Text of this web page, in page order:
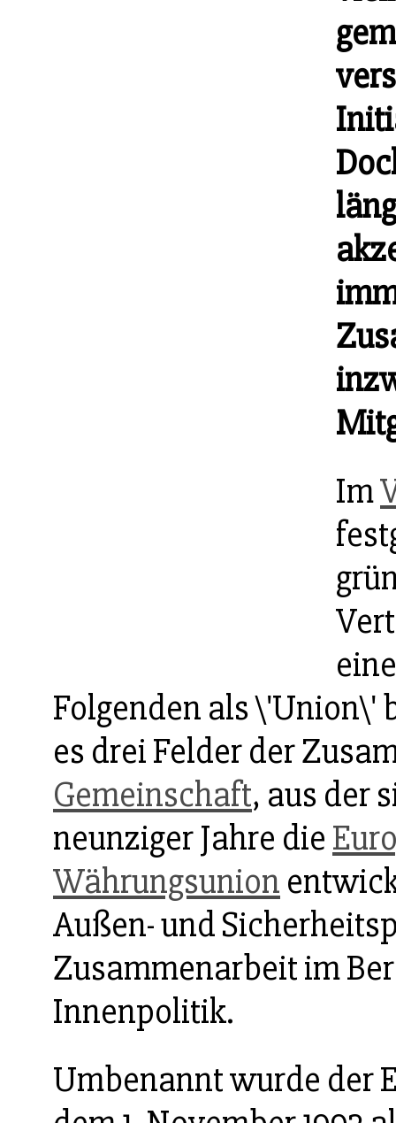
Im
Folgenden als \'Union\'
es drei Felder der
Gemeinschaft, aus der
neunziger Jahre die
Währungsunion
Außen- und
Zusammenarbeit im
Innenpolitik.
Umbenannt wurde der